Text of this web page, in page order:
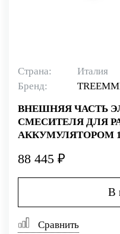
Страна:
Италия
Бренд:
ВНЕШНЯЯ ЧАСТЬ
СМЕСИТЕЛЯ ДЛЯ
АККУМУЛЯТОРОМ
88 445 ₽
В
Сравнить